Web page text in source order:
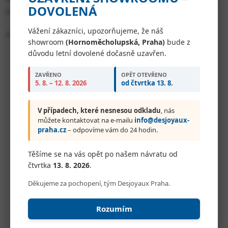
DOVOLENÁ
Vážení zákazníci, upozorňujeme, že náš
showroom (Hornoměcholupská, Praha) bude z
důvodu letní dovolené dočasně uzavřen.
ZAVŘENO
5. 8. – 12. 8. 2026
OPĚT OTEVŘENO
od čtvrtka 13. 8.
V případech, které nesnesou odkladu, nás
můžete kontaktovat na e-mailu info@desjoyaux-
praha.cz– odpovíme vám do 24 hodin.
Těšíme se na vás opět po našem návratu od
čtvrtka 13. 8. 2026.
Děkujeme za pochopení, tým Desjoyaux Praha.
Rozumím
structure guarantees a long service life.
Advantages of Desjoyaux lost formwork:
fast installation
strength of polypropylene combined with
concrete
monolithic frame achieved by concreting the
bottom and walls at the same time
resistance to frost, ground movement and high
all shapes and sizes achieved by assembling the
formwork
concreting of the bottom and walls in a single